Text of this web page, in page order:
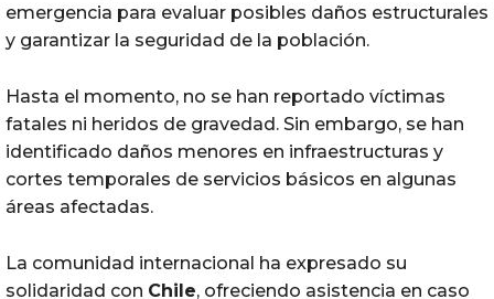
emergencia para evaluar posibles daños estructurales
y garantizar la seguridad de la población.
Hasta el momento, no se han reportado víctimas
fatales ni heridos de gravedad. Sin embargo, se han
identificado daños menores en infraestructuras y
cortes temporales de servicios básicos en algunas
áreas afectadas.
La comunidad internacional ha expresado su
solidaridad con Chile, ofreciendo asistencia en caso